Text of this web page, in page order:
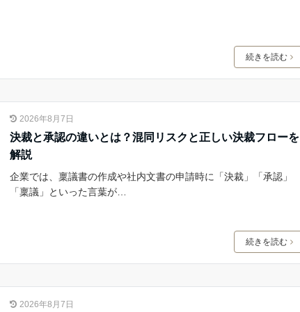
続きを読む
2026年8月7日
決裁と承認の違いとは？混同リスクと正しい決裁フローを
解説
企業では、稟議書の作成や社内文書の申請時に「決裁」「承認」
「稟議」といった言葉が…
続きを読む
2026年8月7日